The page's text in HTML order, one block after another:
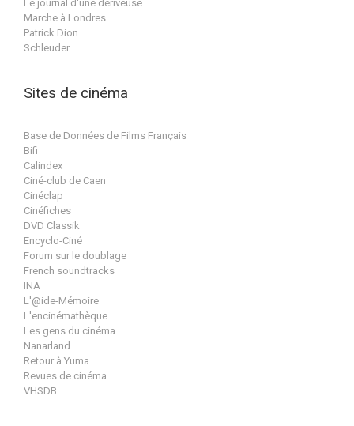
Le journal d'une dériveuse
Marche à Londres
Patrick Dion
Schleuder
Sites de cinéma
Base de Données de Films Français
Bifi
Calindex
Ciné-club de Caen
Cinéclap
Cinéfiches
DVD Classik
Encyclo-Ciné
Forum sur le doublage
French soundtracks
INA
L'@ide-Mémoire
L'encinémathèque
Les gens du cinéma
Nanarland
Retour à Yuma
Revues de cinéma
VHSDB